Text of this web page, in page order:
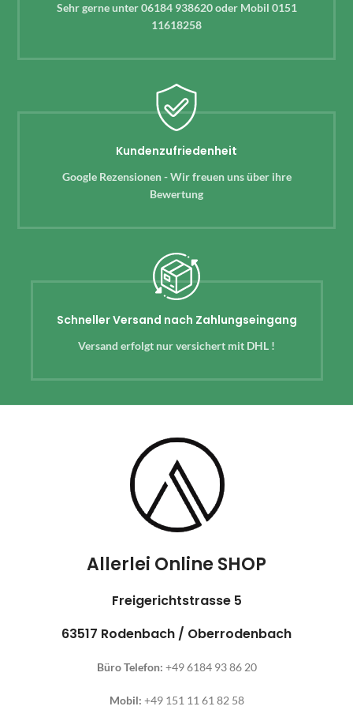
Sehr gerne unter 06184 938620 oder Mobil 0151
11618258
Kundenzufriedenheit
Google Rezensionen - Wir freuen uns über ihre
Bewertung
Schneller Versand nach Zahlungseingang
Versand erfolgt nur versichert mit DHL !
Allerlei Online SHOP
Freigerichtstrasse 5
63517 Rodenbach / Oberrodenbach
Büro Telefon: +49 6184 93 86 20
Mobil: +49 151 11 61 82 58